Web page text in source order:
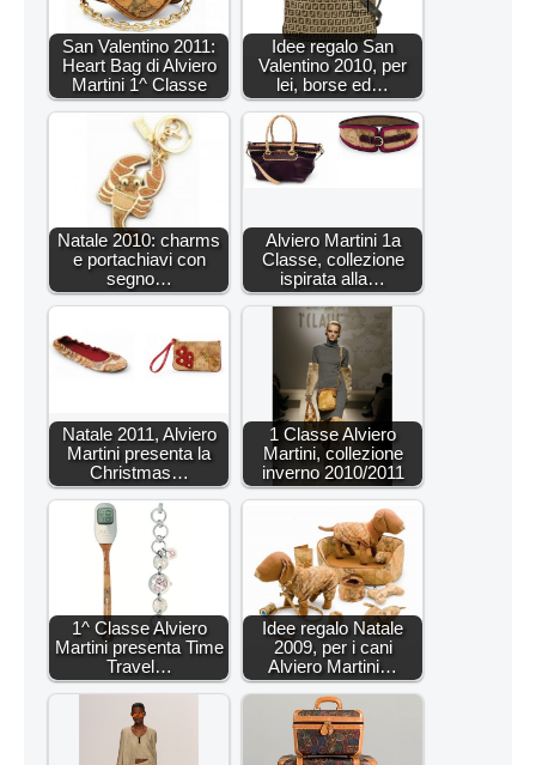
San Valentino 2011:
Heart Bag di Alviero
Martini 1^ Classe
Idee regalo San
Valentino 2010, per
lei, borse ed…
Natale 2010: charms
e portachiavi con
segno…
Alviero Martini 1a
Classe, collezione
ispirata alla…
Natale 2011, Alviero
Martini presenta la
Christmas…
1 Classe Alviero
Martini, collezione
inverno 2010/2011
1^ Classe Alviero
Martini presenta Time
Travel…
Idee regalo Natale
2009, per i cani
Alviero Martini…